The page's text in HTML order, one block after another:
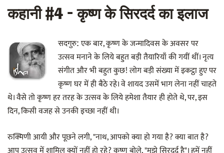
कहानी #4 - कृष्ण के सिरदर्द का इलाज
सदगुरु:एक बार, कृष्ण के जन्मादिवस के अवसर पर
उत्सव मनाने के लिये बहुत बड़ी तैयारियाँ की गयीं थीं। नृत्य
संगीत और भी बहुत कुछ! लोग बड़ी संख्या में इकट्ठा हुए पर
कृष्ण घर में ही बैठे रहे। वे शायद उसमें भाग लेना नहीं चाहते
थे। वैसे तो कृष्ण हर तरह के उत्सव के लिये हमेशा तैयार ही होते थे, पर, इस
दिन, किसी वजह से उनकी इच्छा नहीं थी।
रुक्मिणी आयी और पूछने लगी, "नाथ, आपको क्या हो गया है? क्या बात है?